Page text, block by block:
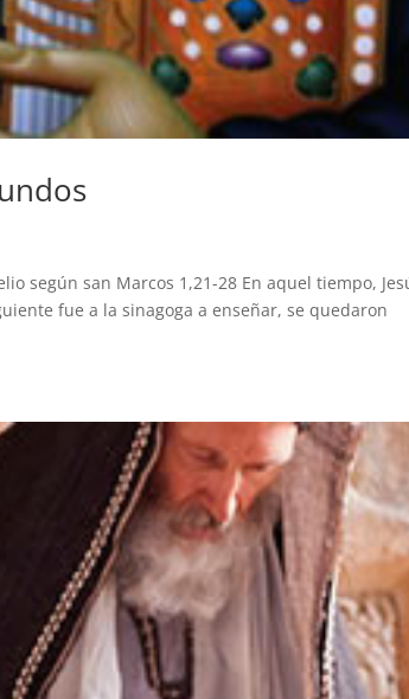
según san Marcos 1,21-28 En aquel tiempo,
fue a la sinagoga a enseñar, se quedaron